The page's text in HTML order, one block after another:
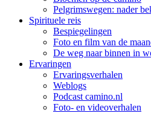
Pelgrimswegen: nader
Spirituele reis
Bespiegelingen
Foto en film van de
De weg naar binnen in
Ervaringen
Ervaringsverhalen
Weblogs
Podcast camino.nl
Foto- en videoverhalen